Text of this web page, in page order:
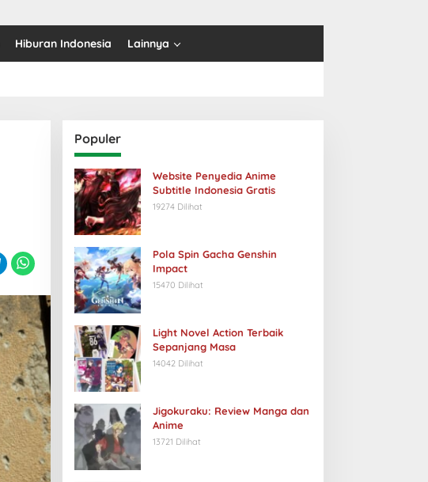
Hiburan Indonesia Lainnya
Populer
Website Penyedia Anime
Subtitle Indonesia Gratis
19274 Dilihat
Pola Spin Gacha Genshin
Impact
15470 Dilihat
Light Novel Action Terbaik
Sepanjang Masa
14042 Dilihat
Jigokuraku: Review Manga dan
Anime
13721 Dilihat